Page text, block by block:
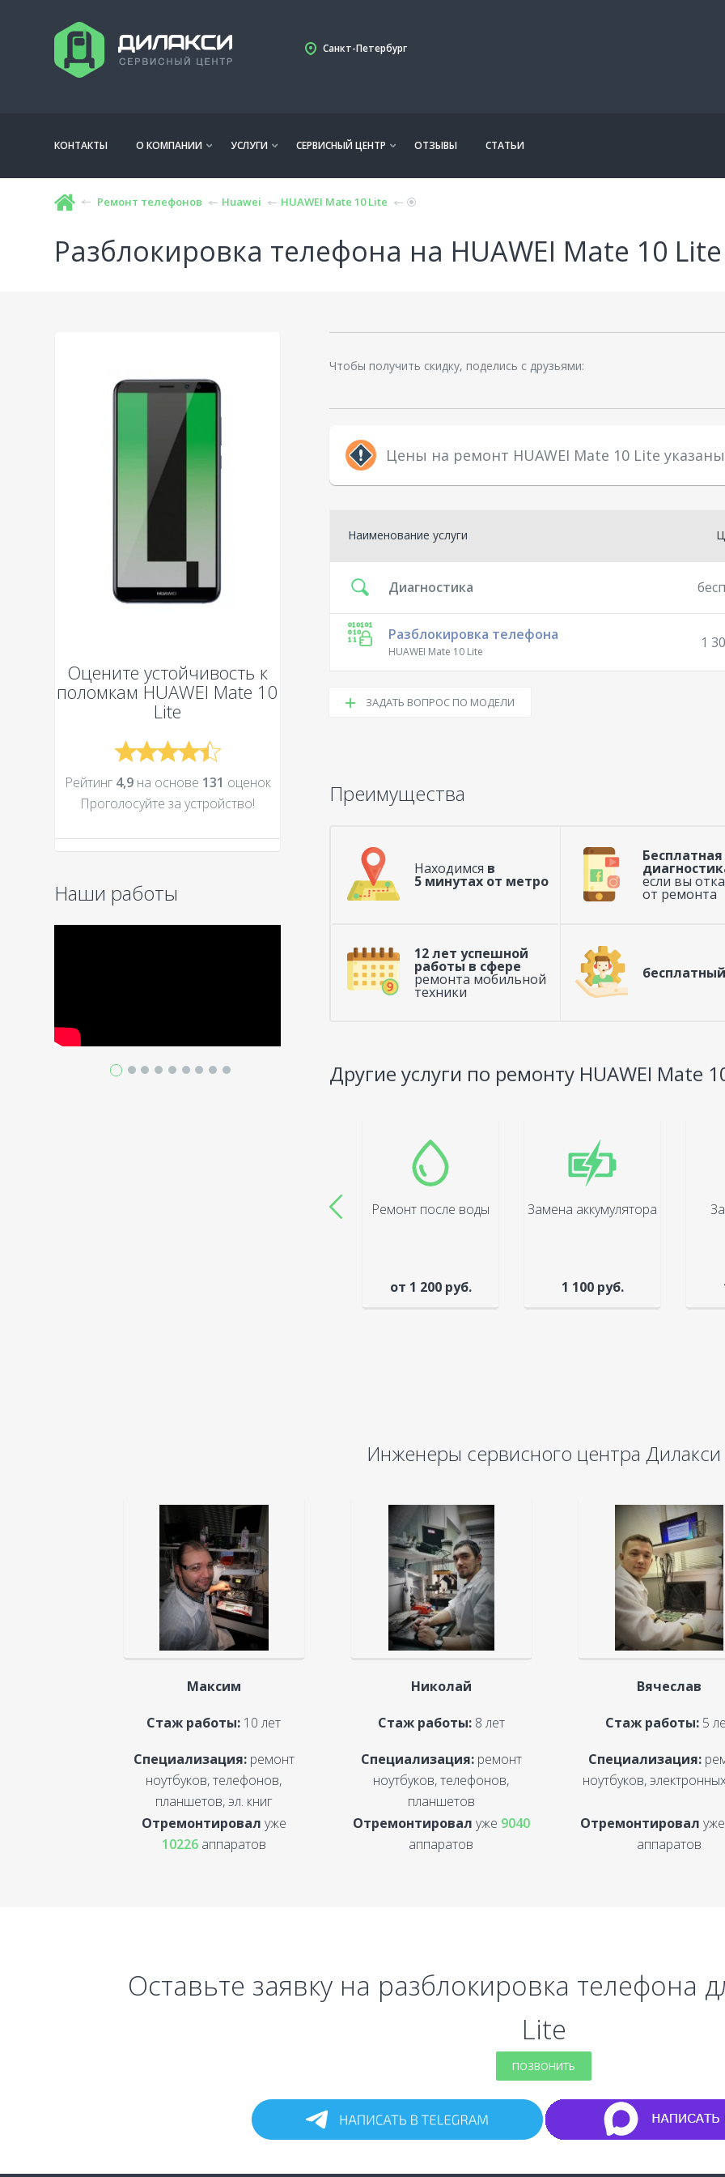
Санкт-Петербург
КОНТАКТЫ О КОМПАНИИ УСЛУГИ СЕРВИСНЫЙ ЦЕНТР ОТЗЫВЫ СТАТЬИ
Ремонт телефонов Huawei HUAWEI Mate 10 Lite
Разблокировка телефона на HUAWEI Mate 10 Lite
Оцените устойчивость к
поломкам HUAWEI Mate 10
Lite
Рейтинг 4,9на основе 131 оценок
Проголосуйте за устройcтво!
Наши работы
Чтобы получить скидку, поделись с друзьями:
Цены на ремонт HUAWEI Mate 10 Lite указаны
Наименование услуги
Диагностика
Разблокировка телефона
HUAWEI Mate 10 Lite
1
ЗАДАТЬ ВОПРОС ПО МОДЕЛИ
Преимущества
Находимся в
5 минутах от метро
Бесплатная
если вы
от ремонта
12 лет успешной
работы в сфере
ремонта мобильной
техники
Другие услуги по ремонту HUAWEI Mate
Ремонт после воды
от 1 200 руб.
Замена аккумулятора
1 100 руб.
Инженеры сервисного центра Дилакси
Максим
Стаж работы: 10 лет
Специализация:ремонт
ноутбуков, телефонов,
планшетов, эл. книг
Отремонтировал уже
10226аппаратов
Николай
Стаж работы:8 лет
Специализация:ремонт
ноутбуков, телефонов,
планшетов
Отремонтировал уже 9040
аппаратов
Вячеслав
Стаж работы: 5
Специализация:
ноутбуков,
Отремонтировал
аппаратов
Оставьте заявку на разблокировка телефона
Lite
ПОЗВОНИТЬ